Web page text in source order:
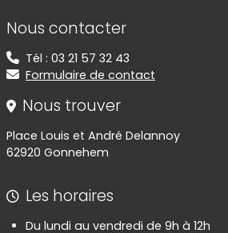
Informations de contact
Nous contacter
Tél : 03 21 57 32 43
Formulaire de contact
Nous trouver
Place Louis et André Delannoy
62920 Gonnehem
Les horaires
Du lundi au vendredi de 9h à 12h